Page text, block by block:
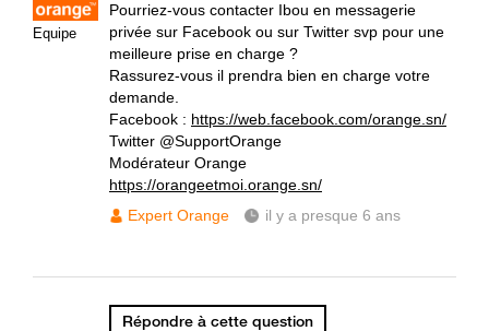
Equipe
Pourriez-vous contacter Ibou en messagerie
privée sur Facebook ou sur Twitter svp pour une
meilleure prise en charge ?
Rassurez-vous il prendra bien en charge votre
demande.
Facebook : https://web.facebook.com/orange.sn/
Twitter @SupportOrange
Modérateur Orange
https://orangeetmoi.orange.sn/
Expert Orange
il y a presque 6 ans
Répondre à cette question